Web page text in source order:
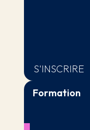
S'INSCRIRE
Formation